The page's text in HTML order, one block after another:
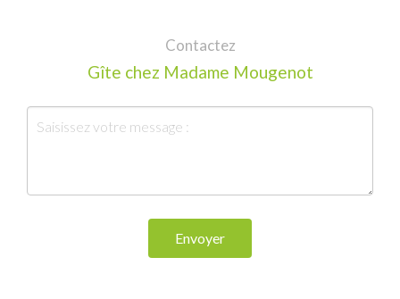
Contactez
Gîte chez Madame Mougenot
Envoyer